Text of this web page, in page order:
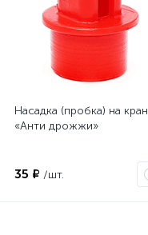
Насадка (пробка) на кран
«Анти дрожжи»
35 ₽ /шт.